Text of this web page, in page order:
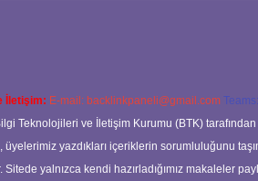
İletişim: E-mail: backlinkpaneli@gmail.com Teams:
Teknolojileri ve İletişim Kurumu (BTK)
yazdıkları içeriklerin sorumluluğunu
Sitede yalnızca kendi hazırladığımız makaleler